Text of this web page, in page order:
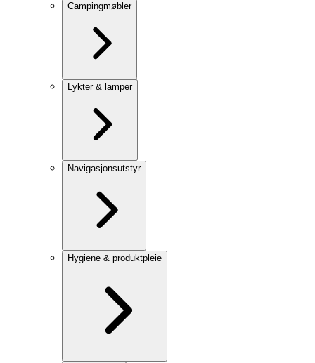
Campingmøbler
Lykter & lamper
Navigasjonsutstyr
Hygiene & produktpleie